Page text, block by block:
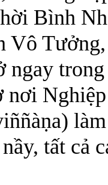
Bình
Vô
ngay
nơi
tất cả